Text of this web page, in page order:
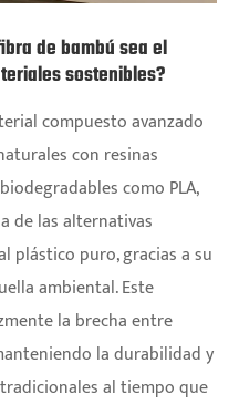
de bambú sea el
sostenibles?
compuesto avanzado
con resinas
como PLA,
de las alternativas
plástico puro, gracias a su
ambiental. Este
la brecha entre
la durabilidad y
al tiempo que